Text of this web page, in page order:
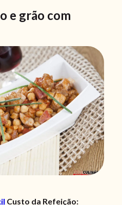
e grão com
Custo da Refeição: